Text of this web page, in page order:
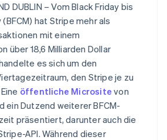
Sessions 2026
Sie, wie Stripe Lösungen für die
ansehen
DUBLIN – Vom Black Friday bis
hat Stripe mehr als
mit einem
über 18,6 Milliarden Dollar
es sich um den
den Stripe je zu
öffentliche Microsite von
ein Dutzend weiterer BFCM-
präsentiert, darunter auch die
API. Während dieser